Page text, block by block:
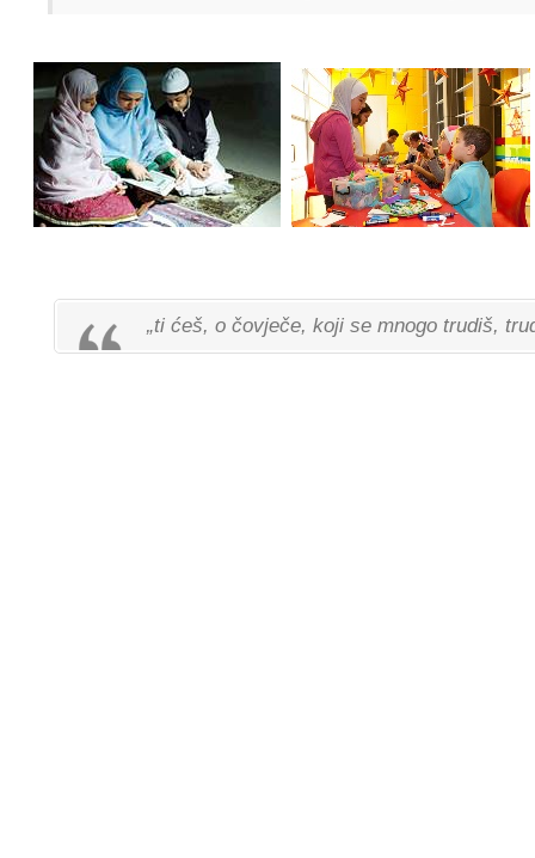
„ti ćeš, o čovječe, koji se mnogo trudiš,